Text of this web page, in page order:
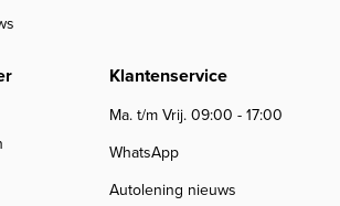
Klantenservice
Ma. t/m Vrij. 09:00 - 17:00
WhatsApp
Autolening nieuws